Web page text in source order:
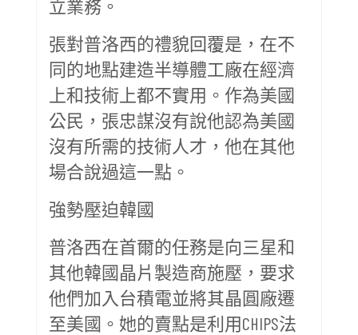
立業務。
張對普洛西的禮貌回覆是，在不
同的地點建造半導體工廠在經濟
上和技術上都不實用。作為美國
公民，張忠謀沒有說他認為美國
沒有所需的技術人才，他在其他
場合說過這一點。
強勢壓迫韓國
普洛西在首爾的任務是向三星和
其他韓國晶片製造商施壓，要求
他們加入台積電並將其晶圓廠遷
至美國。她的賣點是利用CHIPS法